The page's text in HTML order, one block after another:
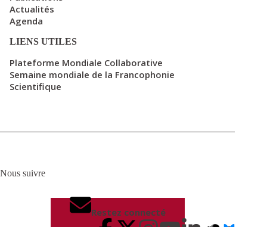
Actualités
Agenda
LIENS UTILES
Plateforme Mondiale Collaborative
Semaine mondiale de la Francophonie
Scientifique
Nous suivre
Restez connecté